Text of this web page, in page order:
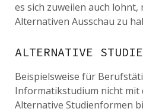
es sich zuweilen auch lohnt,
Alternativen Ausschau zu
ALTERNATIVE
Beispielsweise für
Informatikstudium nicht mit
Alternative Studienformen